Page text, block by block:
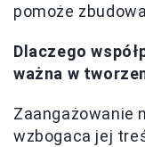
pomoże
Dlaczego
ważna w
Zaangażowanie
wzbogaca jej